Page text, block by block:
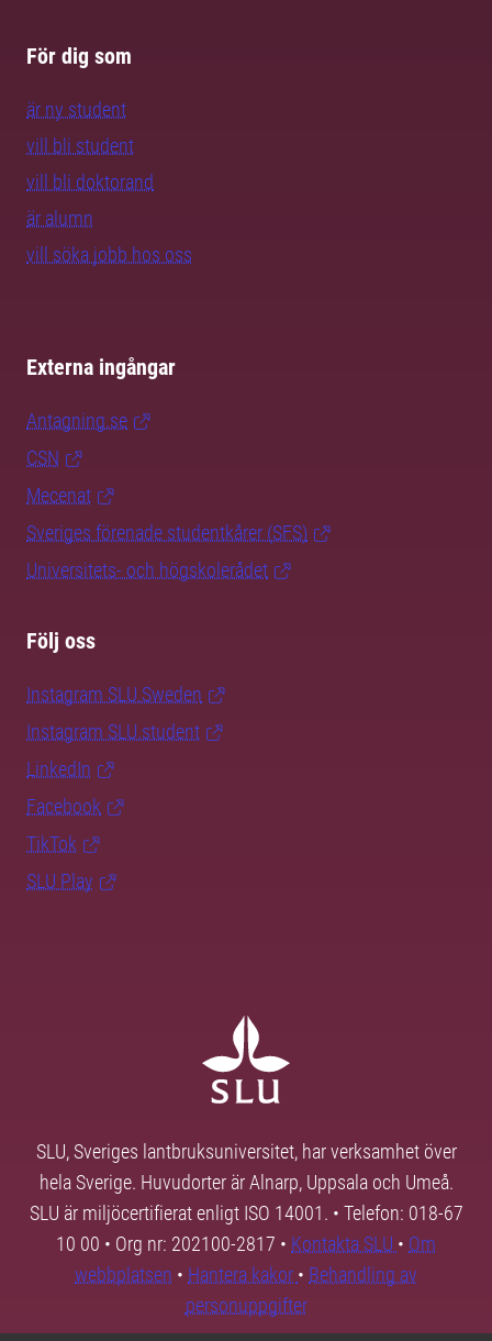
För dig som
är ny student
vill bli student
vill bli doktorand
är alumn
vill söka jobb hos oss
Externa ingångar
Antagning.se
CSN
Mecenat
Sveriges förenade studentkårer (SFS)
Universitets- och högskolerådet
Följ oss
Instagram SLU.Sweden
Instagram SLU.student
LinkedIn
Facebook
TikTok
SLU Play
SLU, Sveriges lantbruksuniversitet, har verksamhet över
hela Sverige. Huvudorter är Alnarp, Uppsala och Umeå.
SLU är miljöcertifierat enligt ISO 14001. • Telefon: 018-67
10 00 • Org nr: 202100-2817 • Kontakta SLU • Om
webbplatsen • Hantera kakor • Behandling av
personuppgifter